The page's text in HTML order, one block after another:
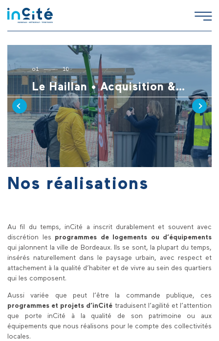
Le Haillan • Acquisition & gestion de 2 “maisons artisanales” au cœur d’un village d’artisans
o1 10
Nos réalisations
Au fil du temps, inCité a inscrit durablement et souvent avec
discrétion les programmes de logements ou d’équipements
qui jalonnent la ville de Bordeaux. Ils se sont, la plupart du temps,
insérés naturellement dans le paysage urbain, avec respect et
attachement à la qualité d’habiter et de vivre au sein des quartiers
qui les composent.
Aussi variée que peut l’être la commande publique, ces
programmes et projets d’inCité traduisent l’agilité et l’attention
que porte inCité à la qualité de son patrimoine ou aux
équipements que nous réalisons pour le compte des collectivités
locales.